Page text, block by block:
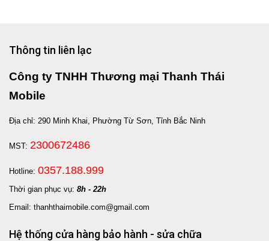
Thông tin liên lạc
Công ty TNHH Thương mại Thanh Thái
Mobile
Địa chỉ: 290 Minh Khai, Phường Từ Sơn, Tỉnh Bắc Ninh
MST: 2300672486
Hotline: 0357.188.999
Thời gian phục vụ: 8h - 22h
Email: thanhthaimobile.com@gmail.com
Hệ thống cửa hàng bảo hành - sửa chữa